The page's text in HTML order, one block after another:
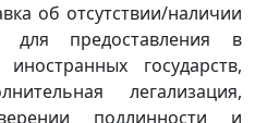
об отсутствии/наличии
для предоставления в
государств,
легализация,
подлинности и